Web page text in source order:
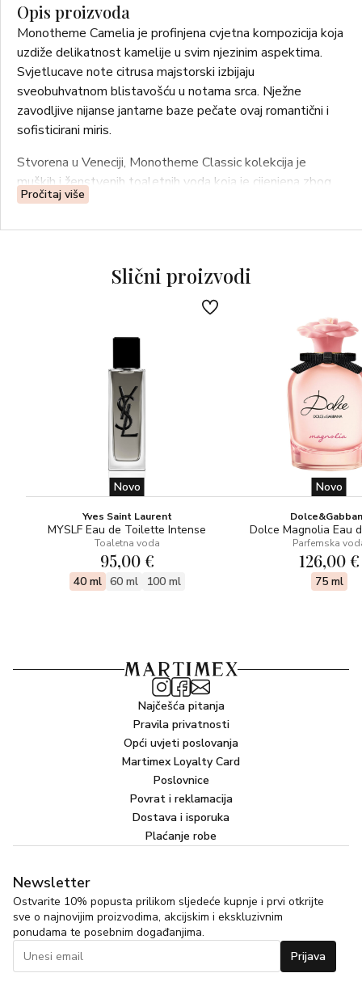
Opis proizvoda
Monotheme Camelia je profinjena cvjetna kompozicija koja
uzdiže delikatnost kamelije u svim njezinim aspektima.
Svjetlucave note citrusa majstorski izbijaju
sveobuhvatnom blistavošću u notama srca. Nježne
zavodljive nijanse jantarne baze pečate ovaj romantični i
sofisticirani miris.
Stvorena u Veneciji, Monotheme Classic kolekcija je
muških i ženstvenih toaletnih voda koja je cijenjena zbog
svoje visoke kvalitete i klasično elegantnog stila te zbog
prate prolazne, uvijek nestalne najnovije trendove,
preferiraju vječnu eleganciju. Elegancija se nepogrešivo
očituje iu staklenim bočicama od 100 ml, dizajnom koji
znalački ističe plemeniti karakter mirisa, a ujedno je i
prepoznatljiv element linije. Jedinstveni karakter sastojka
postaje element dizajna.
Pročitaj više
Slični proizvodi
Novo
Yves Saint Laurent
MYSLF Eau de Toilette Intense
Toaletna voda
95,00 €
40 ml 60 ml 100 ml
Novo
Dolce Magnolia Eau
Parfemska
126,00 €
75 ml
Najčešća pitanja
Pravila privatnosti
Opći uvjeti poslovanja
Martimex Loyalty Card
Poslovnice
Povrat i reklamacija
Dostava i isporuka
Plaćanje robe
Newsletter
Ostvarite 10% popusta prilikom sljedeće kupnje i prvi otkrijte
sve o najnovijim proizvodima, akcijskim i ekskluzivnim
ponudama te posebnim događanjima.
Prijava